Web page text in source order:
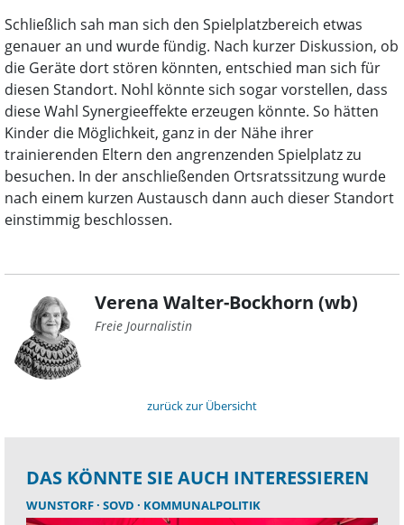
Schließlich sah man sich den Spielplatzbereich etwas
genauer an und wurde fündig. Nach kurzer Diskussion, ob
die Geräte dort stören könnten, entschied man sich für
diesen Standort. Nohl könnte sich sogar vorstellen, dass
diese Wahl Synergieeffekte erzeugen könnte. So hätten
Kinder die Möglichkeit, ganz in der Nähe ihrer
trainierenden Eltern den angrenzenden Spielplatz zu
besuchen. In der anschließenden Ortsratssitzung wurde
nach einem kurzen Austausch dann auch dieser Standort
einstimmig beschlossen.
Verena Walter-Bockhorn (wb)
Freie Journalistin
zurück zur Übersicht
DAS KÖNNTE SIE AUCH INTERESSIEREN
WUNSTORF SOVD KOMMUNALPOLITIK